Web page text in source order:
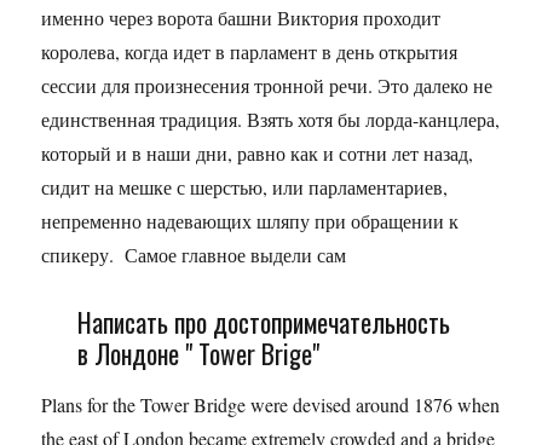
именно через ворота башни Виктория проходит
королева, когда идет в парламент в день открытия
сессии для произнесения тронной речи. Это далеко не
единственная традиция. Взять хотя бы лорда-канцлера,
который и в наши дни, равно как и сотни лет назад,
сидит на мешке с шерстью, или парламентариев,
непременно надевающих шляпу при обращении к
спикеру. Самое главное выдели сам
Написать про достопримечательность
в Лондоне " Tower Brige"
Plans for the Tower Bridge were devised around 1876 when
the east of London became extremely crowded and a bridge